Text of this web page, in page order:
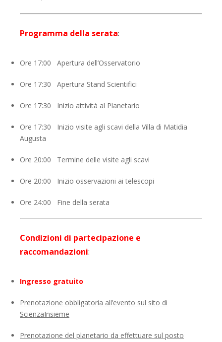
Programma della serata:
Ore 17:00 Apertura dell’Osservatorio
Ore 17:30 Apertura Stand Scientifici
Ore 17:30 Inizio attività al Planetario
Ore 17:30 Inizio visite agli scavi della Villa di Matidia
Augusta
Ore 20:00 Termine delle visite agli scavi
Ore 20:00 Inizio osservazioni ai telescopi
Ore 24:00 Fine della serata
Condizioni di partecipazione e
raccomandazioni:
Ingresso gratuito
Prenotazione obbligatoria all’evento sul sito di
ScienzaInsieme
Prenotazione del planetario da effettuare sul posto